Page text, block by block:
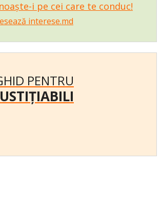
i pe cei care te conduc!
interese.md
PENTRU